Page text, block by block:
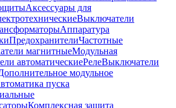
Аксессуары для
Выключатели
Аппаратура
ПредохранителиЧастотные
магнитныеМодульная
автоматическиеРелеВыключатели
модульное
пуска
Комплексная защита